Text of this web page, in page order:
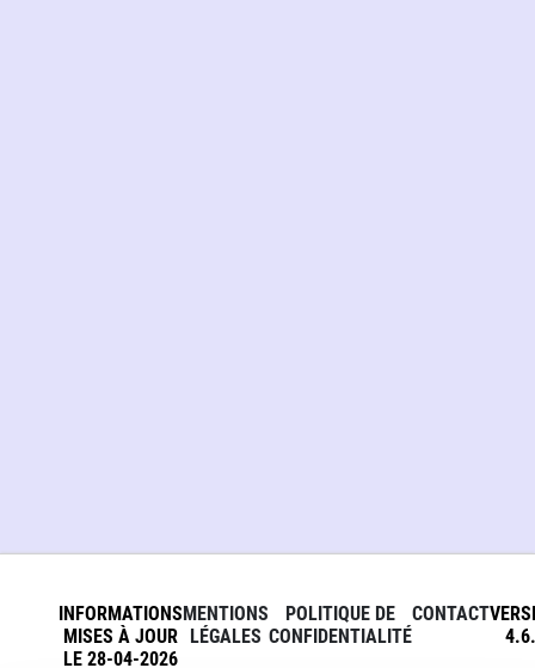
INFORMATIONS
MISES À JOUR
LE 28-04-2026
MENTIONS
LÉGALES
POLITIQUE DE
CONFIDENTIALITÉ
CONTACT